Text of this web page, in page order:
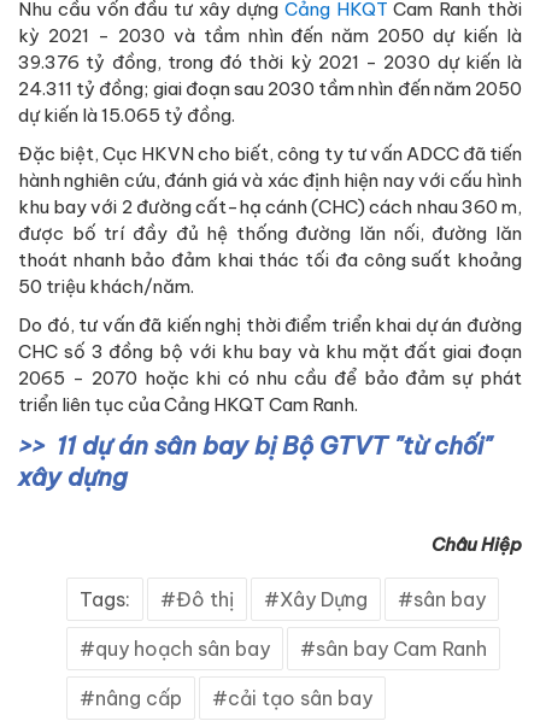
Nhu cầu vốn đầu tư xây dựng Cảng HKQT Cam Ranh thời
kỳ 2021 - 2030 và tầm nhìn đến năm 2050 dự kiến là
39.376 tỷ đồng, trong đó thời kỳ 2021 - 2030 dự kiến là
24.311 tỷ đồng; giai đoạn sau 2030 tầm nhìn đến năm 2050
dự kiến là 15.065 tỷ đồng.
Đặc biệt, Cục HKVN cho biết, công ty tư vấn ADCC đã tiến
hành nghiên cứu, đánh giá và xác định hiện nay với cấu hình
khu bay với 2 đường cất-hạ cánh (CHC) cách nhau 360 m,
được bố trí đầy đủ hệ thống đường lăn nối, đường lăn
thoát nhanh bảo đảm khai thác tối đa công suất khoảng
50 triệu khách/năm.
Do đó, tư vấn đã kiến nghị thời điểm triển khai dự án đường
CHC số 3 đồng bộ với khu bay và khu mặt đất giai đoạn
2065 - 2070 hoặc khi có nhu cầu để bảo đảm sự phát
triển liên tục của Cảng HKQT Cam Ranh.
11 dự án sân bay bị Bộ GTVT "từ chối"
xây dựng
Châu Hiệp
Tags: Đô thị Xây Dựng sân bay
quy hoạch sân bay sân bay Cam Ranh
nâng cấp cải tạo sân bay